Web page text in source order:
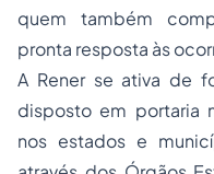
quem também
pronta resposta às
A Rener se ativa de
disposto em portaria
nos estados e